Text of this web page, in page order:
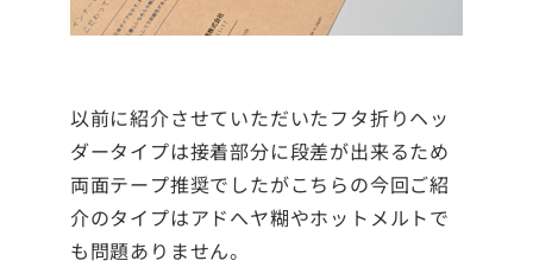
以前に紹介させていただいたフタ折りヘッ
ダータイプは接着部分に段差が出来るため
両面テープ推奨でしたがこちらの今回ご紹
介のタイプはアドへヤ糊やホットメルトで
も問題ありません。